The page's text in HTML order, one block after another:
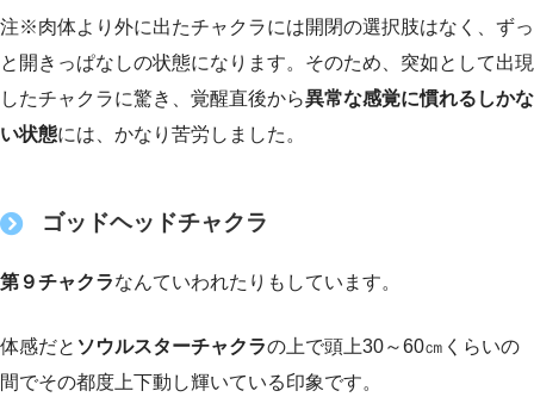
注※肉体より外に出たチャクラには開閉の選択肢はなく、ずっ
と開きっぱなしの状態になります。そのため、突如として出現
したチャクラに驚き、覚醒直後から異常な感覚に慣れるしかな
い状態には、かなり苦労しました。
ゴッドヘッドチャクラ
第９チャクラなんていわれたりもしています。
体感だと ソウルスターチャクラの上で頭上30～60㎝くらいの
間でその都度上下動し輝いている印象です。